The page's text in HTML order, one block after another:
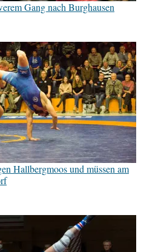
Gang nach Burghausen
Hallbergmoos und müssen am